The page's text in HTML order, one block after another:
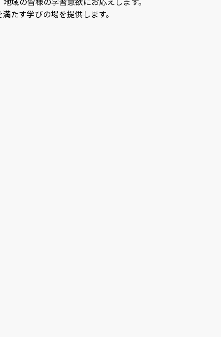
たす学びの場を提供します。